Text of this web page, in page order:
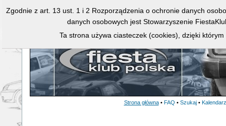
Strona główna • FAQ • Szukaj • Kalendarz
Zgodnie z art. 13 ust. 1 i 2 Rozporządzenia o ochronie danych
danych osobowych jest Stowarzyszenie
Ta strona używa ciasteczek (cookies), dzięki